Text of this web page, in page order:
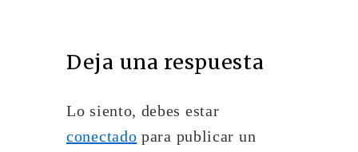
Deja una respuesta
Lo siento, debes estar
conectado para publicar un